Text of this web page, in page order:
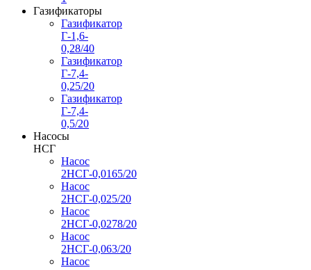
Газификаторы
Газификатор
Г-1,6-
0,28/40
Газификатор
Г-7,4-
0,25/20
Газификатор
Г-7,4-
0,5/20
Насосы
НСГ
Насос
2НСГ-0,0165/20
Насос
2НСГ-0,025/20
Насос
2НСГ-0,0278/20
Насос
2НСГ-0,063/20
Насос